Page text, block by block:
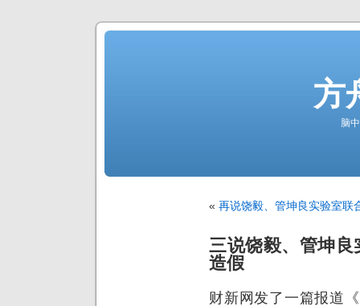
方
脑
« 再说饶毅、管坤良实验室联
三说饶毅、管坤
造假
财新网发了一篇报道